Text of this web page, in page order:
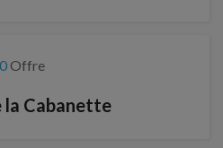
0Offre
la Cabanette